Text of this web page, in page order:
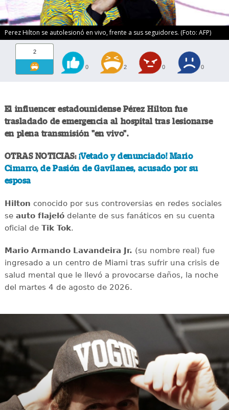
Perez Hilton se autolesionó en vivo, frente a sus seguidores. (Foto: AFP)
2
0 2 0 0
El influencer estadounidense Pérez Hilton fue
trasladado de emergencia al hospital tras lesionarse
en plena transmisión "en vivo".
OTRAS NOTICIAS: ¡Vetado y denunciado! Mario
Cimarro, de Pasión de Gavilanes, acusado por su
esposa
Hilton conocido por sus controversias en redes sociales
seauto flajelódelante de sus fanáticos en su cuenta
oficial deTik Tok.
Mario Armando Lavandeira Jr. (su nombre real) fue
ingresado a un centro de Miami tras sufrir una crisis de
salud mental que le llevó a provocarse daños, la noche
del martes 4 de agosto de 2026.